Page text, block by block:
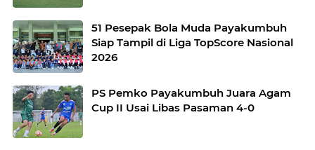
51 Pesepak Bola Muda Payakumbuh
Siap Tampil di Liga TopScore Nasional
2026
PS Pemko Payakumbuh Juara Agam
Cup II Usai Libas Pasaman 4-0